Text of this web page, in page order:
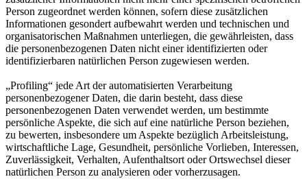
Person zugeordnet werden können, sofern diese zusätzlichen
Informationen gesondert aufbewahrt werden und technischen und
organisatorischen Maßnahmen unterliegen, die gewährleisten, dass
die personenbezogenen Daten nicht einer identifizierten oder
identifizierbaren natürlichen Person zugewiesen werden.
„Profiling“ jede Art der automatisierten Verarbeitung
personenbezogener Daten, die darin besteht, dass diese
personenbezogenen Daten verwendet werden, um bestimmte
persönliche Aspekte, die sich auf eine natürliche Person beziehen,
zu bewerten, insbesondere um Aspekte bezüglich Arbeitsleistung,
wirtschaftliche Lage, Gesundheit, persönliche Vorlieben, Interessen,
Zuverlässigkeit, Verhalten, Aufenthaltsort oder Ortswechsel dieser
natürlichen Person zu analysieren oder vorherzusagen.